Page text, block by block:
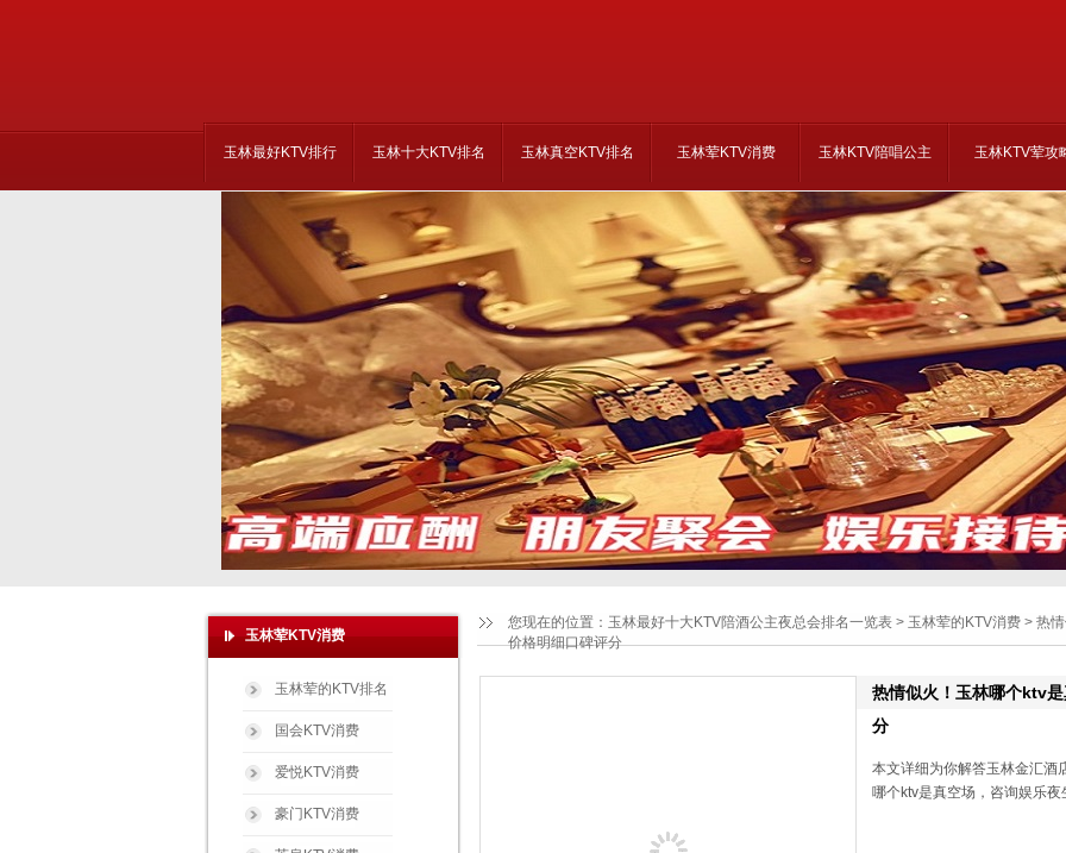
玉林最好KTV排行 玉林十大KTV排名 玉林真空KTV排名 玉林荤KTV消费 玉林KTV陪唱公主 玉林KTV荤攻
玉林荤KTV消费
玉林荤的KTV排名
国会KTV消费
爱悦KTV消费
豪门KTV消费
您现在的位置： 玉林最好十大KTV陪酒公主夜总会排名一览表 > 玉林荤的KTV消费 > 热
价格明细口碑评分
热情似火！玉林哪个ktv
分
本文详细为你解答玉林金汇酒
哪个ktv是真空场，咨询娱乐